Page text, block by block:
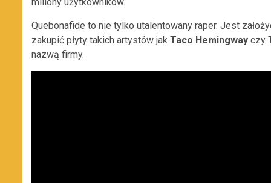
Quebonafide to nie tylko utalentowany raper. Jest
zakupić płyty takich artystów jak Taco Hemingway czy
nazwą firmy.